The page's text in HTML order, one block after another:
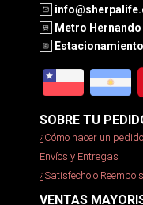
Metro
SOBRE TU
¿Cómo hacer un
Envíos y Entregas
¿Satisfecho o
VENTAS